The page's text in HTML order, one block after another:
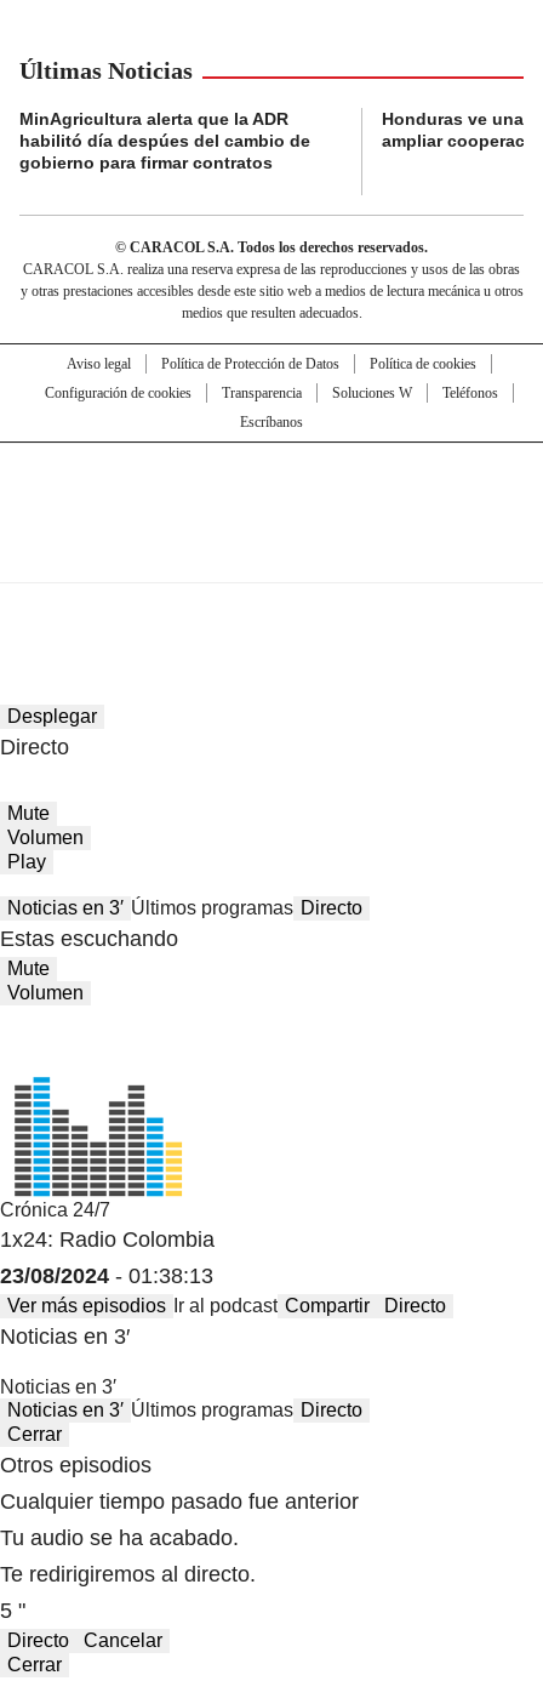
Últimas Noticias
MinAgricultura alerta que la ADR
habilitó día despúes del cambio de
gobierno para firmar contratos
Honduras ve una
ampliar
© CARACOL S.A. Todos los derechos reservados.
CARACOL S.A. realiza una reserva expresa de las reproducciones y usos de las obras
y otras prestaciones accesibles desde este sitio web a medios de lectura mecánica u otros
medios que resulten adecuados.
Aviso legal Política de Protección de Datos
Política de cookies
Configuración de cookies
Transparencia Soluciones W
Teléfonos
Escríbanos
Desplegar
Directo
Mute
Volumen
Play
Noticias en 3′ Últimos programas Directo
Estas escuchando
Mute
Volumen
Crónica 24/7
1x24: Radio Colombia
23/08/2024 - 01:38:13
Ver más episodios Ir al podcast Compartir Directo
Noticias en 3′
Noticias en 3′
Noticias en 3′ Últimos programas Directo
Cerrar
Otros episodios
Cualquier tiempo pasado fue anterior
Tu audio se ha acabado.
Te redirigiremos al directo.
5 "
Directo
Cancelar
Cerrar